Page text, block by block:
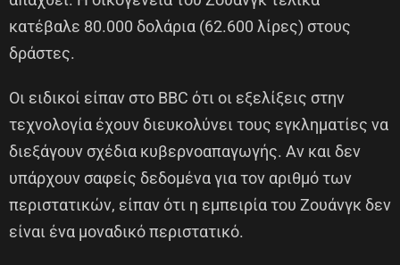
κατέβαλε 80.000 δολάρια (62.600 λίρες) στους
δράστες.
Οι ειδικοί είπαν στο BBC ότι οι εξελίξεις στην
τεχνολογία έχουν διευκολύνει τους εγκληματίες να
διεξάγουν σχέδια κυβερνοαπαγωγής. Αν και δεν
υπάρχουν σαφείς δεδομένα για τον αριθμό των
περιστατικών, είπαν ότι η εμπειρία του Ζουάνγκ δεν
είναι ένα μοναδικό περιστατικό.